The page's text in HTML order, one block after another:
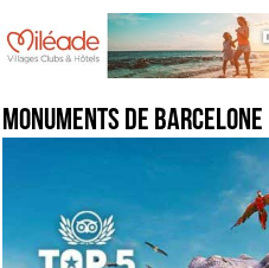
Monuments de Barcelone